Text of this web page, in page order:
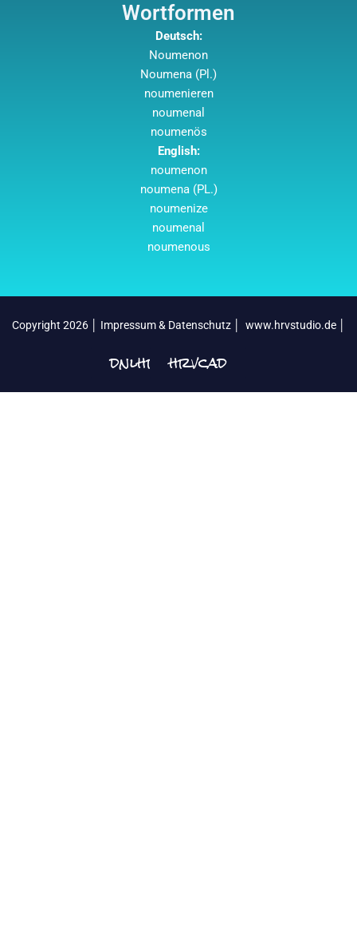
Wortformen
Deutsch:
Noumenon
Noumena (Pl.)
noumenieren
noumenal
noumenös
English:
noumenon
noumena (PL.)
noumenize
noumenal
noumenous
Copyright 2026 │ Impressum & Datenschutz│ www.hrvstudio.de│
dnlhrv │hrvcad